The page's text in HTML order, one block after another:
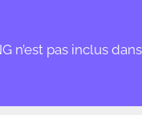
n’est pas inclus